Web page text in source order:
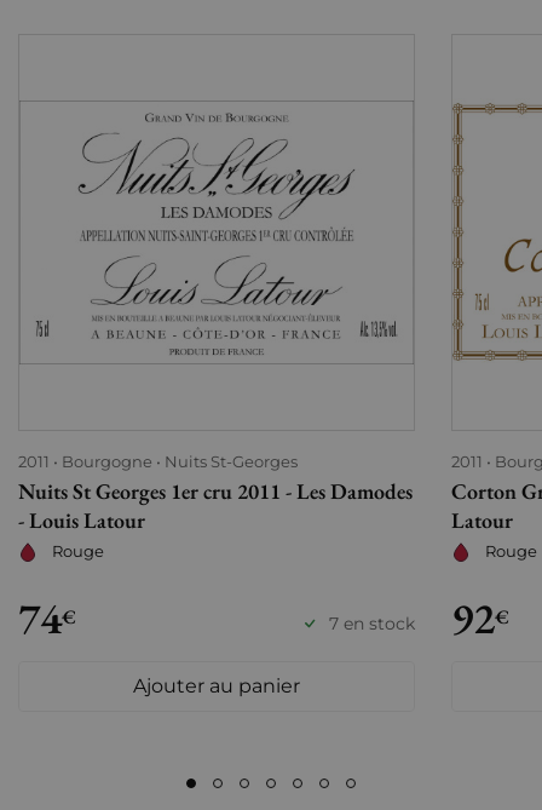
2011 Bourgogne Nuits St-Georges
Nuits St Georges 1er cru 2011 - Les Damodes
- Louis Latour
Rouge
74€ 7 en stock
Ajouter au panier
2011
Corton
Latour
Rouge
92€